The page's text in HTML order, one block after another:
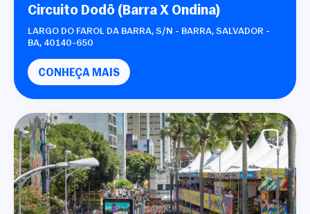
Circuito Dodô (Barra X Ondina)
LARGO DO FAROL DA BARRA, S/N - BARRA, SALVADOR -
BA, 40140-650
CONHEÇA MAIS